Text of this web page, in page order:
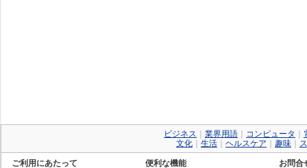
ビジネス 業界用語 コンピュータ
文化
生活 ヘルスケア 趣味
ご利用にあたって
便利な機能
お問合